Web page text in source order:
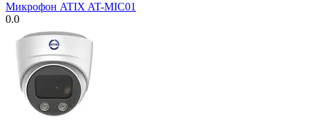
Микрофон ATIX AT-MIC01
0.0